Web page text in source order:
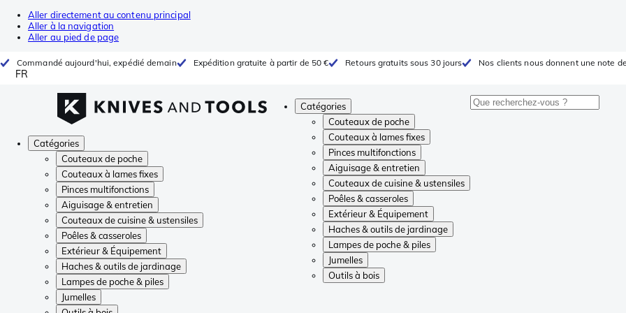
Aller directement au contenu principal
Aller à la navigation
Aller au pied de page
Commandé aujourd'hui, expédié demain Expédition gratuite à partir de 50 € Retours gratuits sous 30 jours Nos clients nous donnent une note
FR
Catégories
Couteaux de poche
Couteaux à lames fixes
Pinces multifonctions
Aiguisage & entretien
Couteaux de cuisine & ustensiles
Poêles & casseroles
Extérieur & Équipement
Haches & outils de jardinage
Lampes de poche & piles
Jumelles
Outils à bois
Catégories
Couteaux de poche
Couteaux à lames fixes
Pinces multifonctions
Aiguisage & entretien
Couteaux de cuisine & ustensiles
Poêles & casseroles
Extérieur & Équipement
Haches & outils de jardinage
Lampes de poche & piles
Jumelles